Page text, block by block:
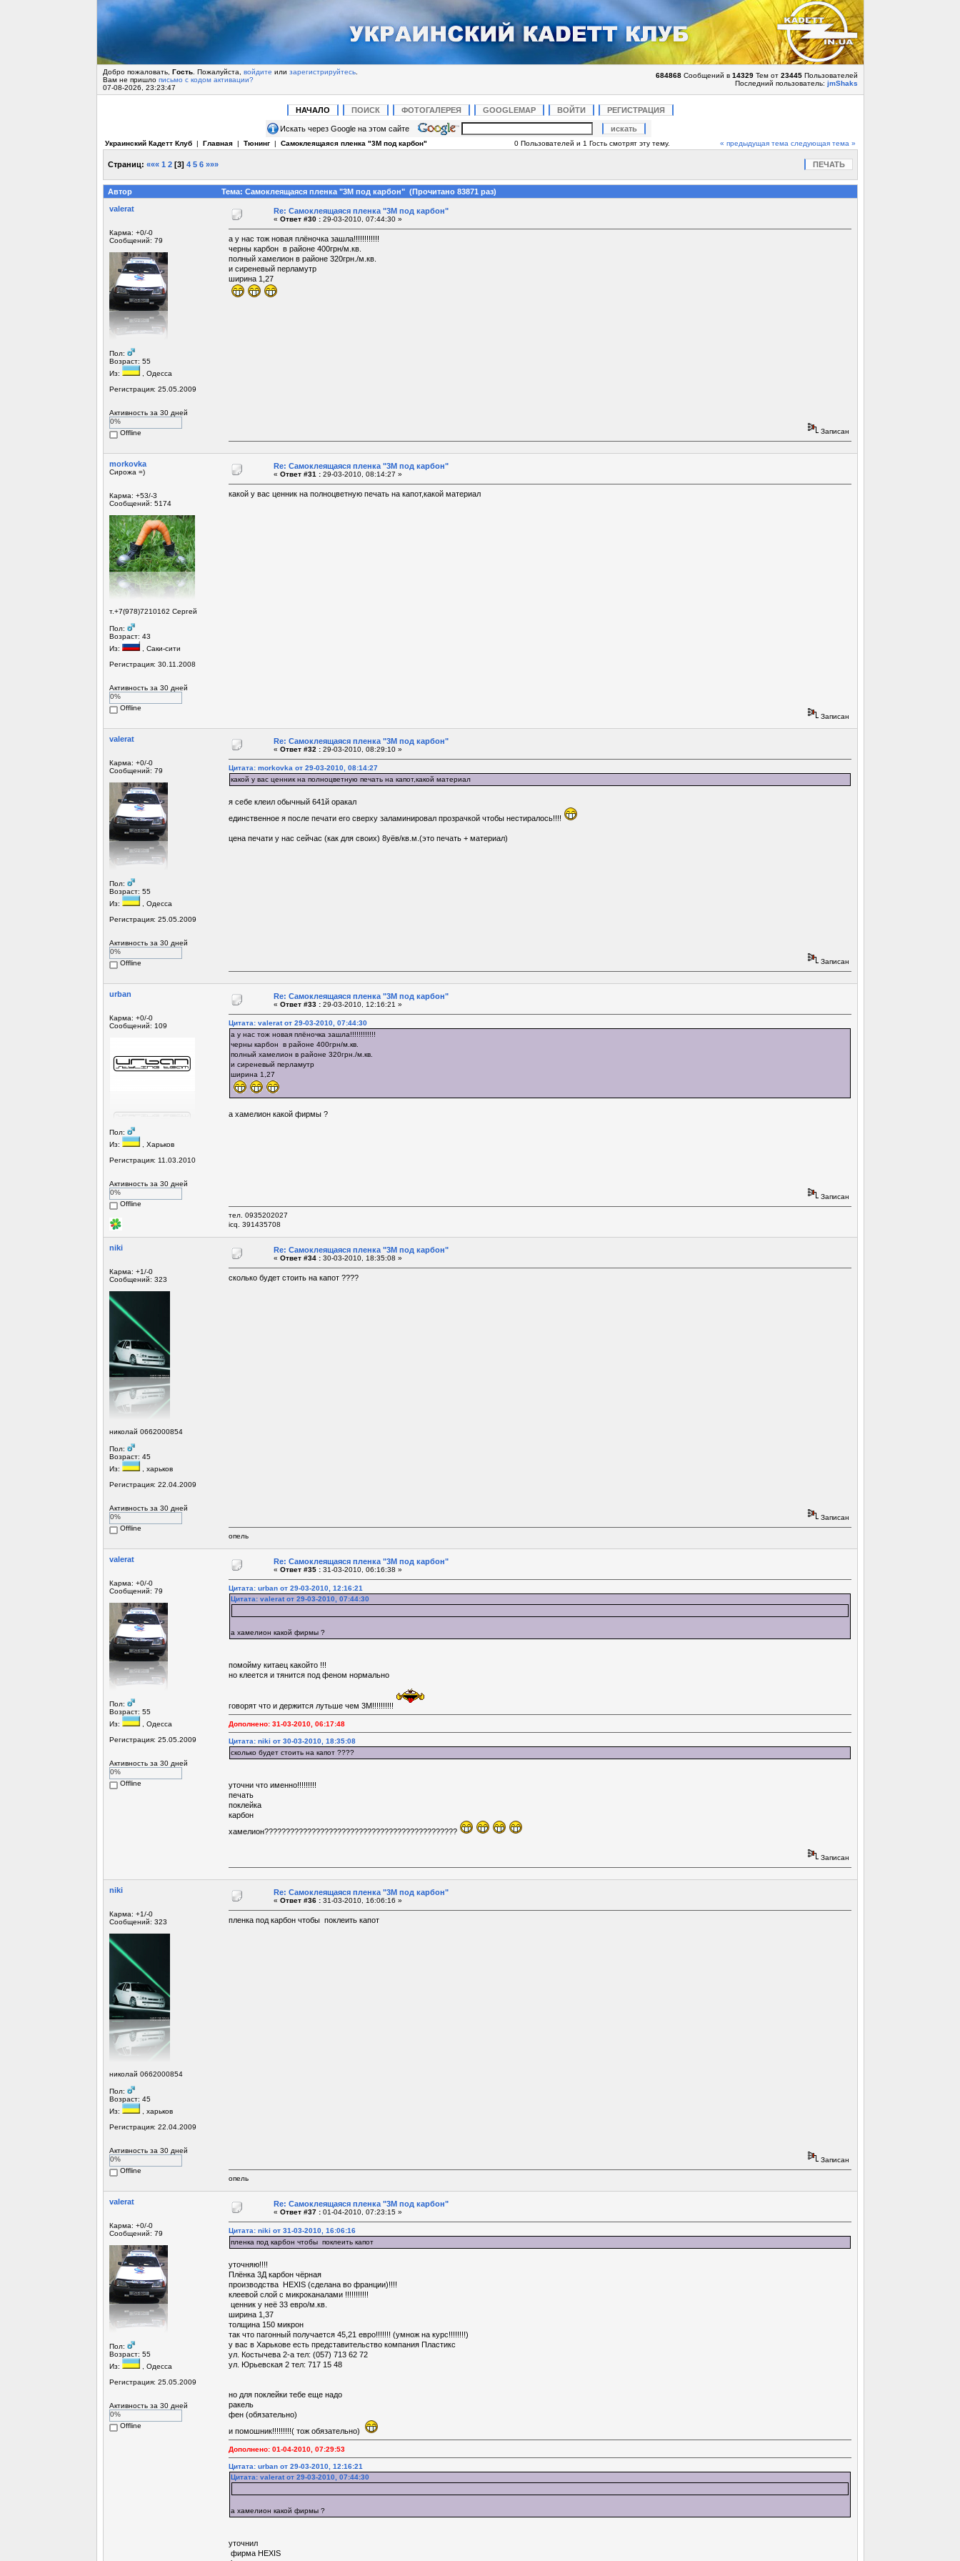
Добро пожаловать, Гость. Пожалуйста, войдите или зарегистрируйтесь.
Вам не пришло письмо с кодом активации?
07-08-2026, 23:23:47
684868Сообщений в 14329Тем от 23445Пользователей
Последний пользователь: jmShaks
НАЧАЛО ПОИСК ФОТОГАЛЕРЕЯ GOOGLEMAP ВОЙТИ РЕГИСТРАЦИЯ
Искать через Google на этом сайте
Украинский Кадетт Клуб| Главная| Тюнинг| Самоклеящаяся пленка "3М под карбон" 0 Пользователей и 1 Гость смотрят эту тему. « предыдущая тема следующая тема »
Страниц: ««« 1 2[3] 4 5 6 »»» ПЕЧАТЬ
Автор
Тема: Самоклеящаяся пленка "3М под карбон" (Прочитано 83871 раз)
valerat
Карма: +0/-0
Сообщений: 79
Пол:
Возраст: 55
Из:
, Одесса
Регистрация: 25.05.2009
Активность за 30 дней
0%
Offline
Re: Самоклеящаяся пленка "3М под карбон"
« Ответ #30 :29-03-2010, 07:44:30 »
а у нас тож новая плёночка зашла!!!!!!!!!!!!
черны карбон в районе 400грн/м.кв.
полный хамелион в районе 320грн./м.кв.
и сиреневый перламутр
ширина 1,27
Записан
morkovka
Сирожа =)
Карма: +53/-3
Сообщений: 5174
т.+7(978)7210162 Сергей
Пол:
Возраст: 43
Из:
, Саки-сити
Регистрация: 30.11.2008
Активность за 30 дней
0%
Offline
Re: Самоклеящаяся пленка "3М под карбон"
« Ответ #31 :29-03-2010, 08:14:27 »
какой у вас ценник на полноцветную печать на капот,какой материал
Записан
valerat
Карма: +0/-0
Сообщений: 79
Пол:
Возраст: 55
Из:
, Одесса
Регистрация: 25.05.2009
Активность за 30 дней
0%
Offline
Re: Самоклеящаяся пленка "3М под карбон"
« Ответ #32 :29-03-2010, 08:29:10 »
Цитата: morkovka от 29-03-2010, 08:14:27
какой у вас ценник на полноцветную печать на капот,какой материал
я себе клеил обычный 641й оракал
единственное я после печати его сверху заламинировал прозрачкой чтобы нестиралось!!!!
цена печати у нас сейчас (как для своих) 8уёв/кв.м.(это печать + материал)
Записан
urban
Карма: +0/-0
Сообщений: 109
Пол:
Из:
, Харьков
Регистрация: 11.03.2010
Активность за 30 дней
0%
Offline
Re: Самоклеящаяся пленка "3М под карбон"
« Ответ #33 :29-03-2010, 12:16:21 »
Цитата: valerat от 29-03-2010, 07:44:30
а у нас тож новая плёночка зашла!!!!!!!!!!!!
черны карбон в районе 400грн/м.кв.
полный хамелион в районе 320грн./м.кв.
и сиреневый перламутр
ширина 1,27
а хамелион какой фирмы ?
Записан
тел. 0935202027
icq. 391435708
niki
Карма: +1/-0
Сообщений: 323
николай 0662000854
Пол:
Возраст: 45
Из:
, харьков
Регистрация: 22.04.2009
Активность за 30 дней
0%
Offline
Re: Самоклеящаяся пленка "3М под карбон"
« Ответ #34 :30-03-2010, 18:35:08 »
сколько будет стоить на капот ????
Записан
опель
valerat
Карма: +0/-0
Сообщений: 79
Пол:
Возраст: 55
Из:
, Одесса
Регистрация: 25.05.2009
Активность за 30 дней
0%
Offline
Re: Самоклеящаяся пленка "3М под карбон"
« Ответ #35 :31-03-2010, 06:16:38 »
Цитата: urban от 29-03-2010, 12:16:21
Цитата: valerat от 29-03-2010, 07:44:30
а хамелион какой фирмы ?
помойму китаец какойто !!!
но клеется и тянится под феном нормально
говорят что и держится лутьше чем 3М!!!!!!!!!!
Дополнено: 31-03-2010, 06:17:48
Цитата: niki от 30-03-2010, 18:35:08
сколько будет стоить на капот ????
уточни что именно!!!!!!!!!
печать
поклейка
карбон
хамелион?????????????????????????????????????????????
Записан
niki
Карма: +1/-0
Сообщений: 323
николай 0662000854
Пол:
Возраст: 45
Из:
, харьков
Регистрация: 22.04.2009
Активность за 30 дней
0%
Offline
Re: Самоклеящаяся пленка "3М под карбон"
« Ответ #36 :31-03-2010, 16:06:16 »
пленка под карбон чтобы поклеить капот
Записан
опель
valerat
Карма: +0/-0
Сообщений: 79
Пол:
Возраст: 55
Из:
, Одесса
Регистрация: 25.05.2009
Активность за 30 дней
0%
Offline
Re: Самоклеящаяся пленка "3М под карбон"
« Ответ #37 :01-04-2010, 07:23:15 »
Цитата: niki от 31-03-2010, 16:06:16
пленка под карбон чтобы поклеить капот
уточняю!!!!
Плёнка 3Д карбон чёрная
производства HEXIS (сделана во франции)!!!!
клеевой слой с микроканалами !!!!!!!!!!!
ценник у неё 33 евро/м.кв.
ширина 1,37
толщина 150 микрон
так что пагонный получается 45,21 евро!!!!!!! (умнож на курс!!!!!!!!)
у вас в Харькове есть представительство компания Пластикс
ул. Костычева 2-а тел: (057) 713 62 72
ул. Юрьевская 2 тел: 717 15 48
но для поклейки тебе еще надо
ракель
фен (обязательно)
и помошник!!!!!!!!!( тож обязательно)
Дополнено: 01-04-2010, 07:29:53
Цитата: urban от 29-03-2010, 12:16:21
Цитата: valerat от 29-03-2010, 07:44:30
а хамелион какой фирмы ?
уточнил
фирма HEXIS